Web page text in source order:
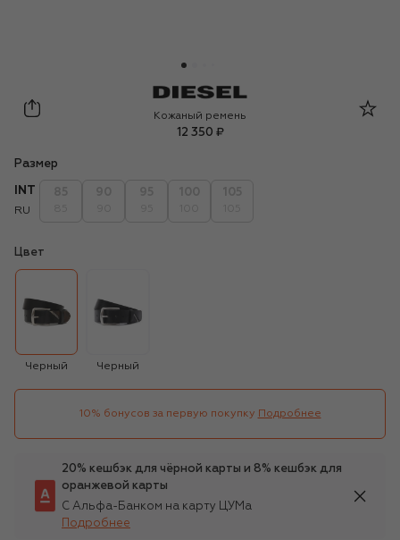
Diesel
Кожаный ремень
12 350 ₽
Размер
INT
RU
Цвет
Черный Черный
10% бонусов за первую покупку Подробнее
20% кешбэк для чёрной карты и 8% кешбэк для
оранжевой карты
С Альфа-Банком на карту ЦУМа
Подробнее